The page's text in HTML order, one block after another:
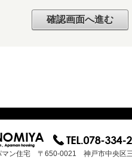
ン住宅 〒650-0021 神戸市中央区三